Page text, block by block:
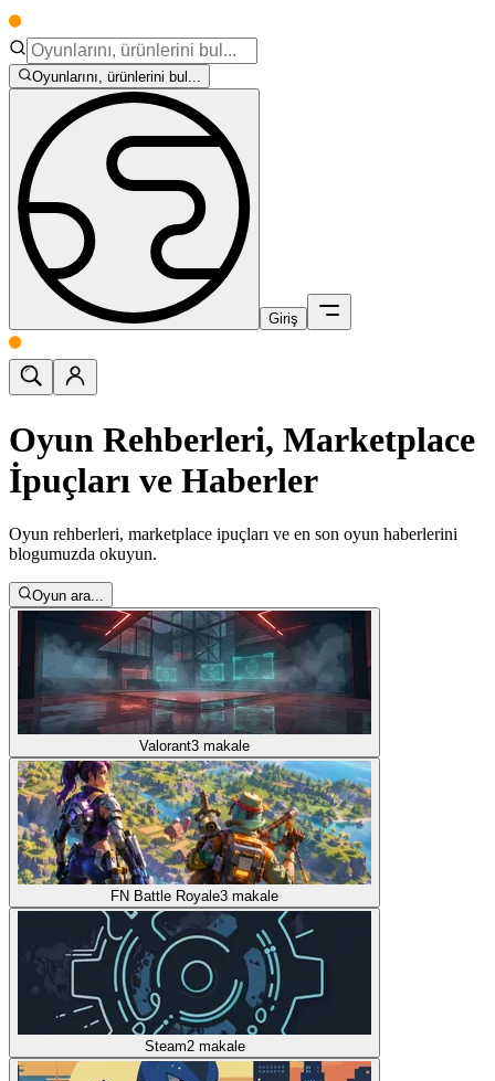
Oyunlarını, ürünlerini bul...
Giriş
Oyun Rehberleri, Marketplace
İpuçları ve Haberler
Oyun rehberleri, marketplace ipuçları ve en son oyun haberlerini
blogumuzda okuyun.
Oyun ara...
Valorant3 makale
FN Battle Royale3 makale
Steam2 makale